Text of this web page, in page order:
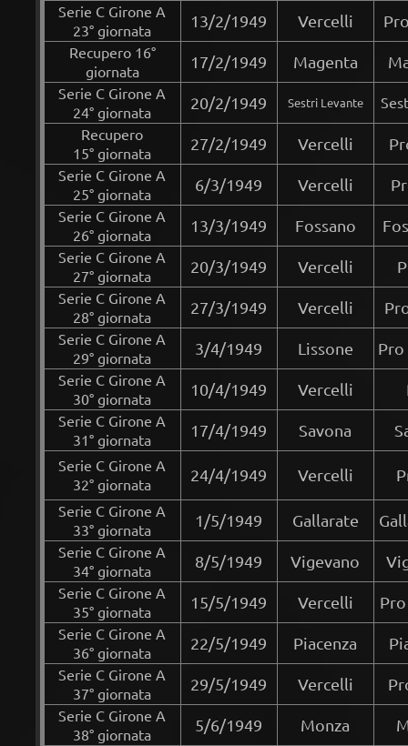
Serie C Girone A
23° giornata
13/2/1949 Vercelli
Recupero 16°
giornata
17/2/1949 Magenta
Serie C Girone A
24° giornata
20/2/1949 Sestri Levante
Recupero
15° giornata
27/2/1949 Vercelli
Serie C Girone A
25° giornata
6/3/1949 Vercelli
Serie C Girone A
26° giornata
13/3/1949 Fossano
Serie C Girone A
27° giornata
20/3/1949 Vercelli
Serie C Girone A
28° giornata
27/3/1949 Vercelli
Serie C Girone A
29° giornata
3/4/1949 Lissone Pro
Serie C Girone A
30° giornata
10/4/1949 Vercelli
Serie C Girone A
31° giornata
17/4/1949 Savona
Serie C Girone A
32° giornata
24/4/1949 Vercelli
Serie C Girone A
33° giornata
1/5/1949 Gallarate
Serie C Girone A
34° giornata
8/5/1949 Vigevano
Serie C Girone A
35° giornata
15/5/1949 Vercelli
Serie C Girone A
36° giornata
22/5/1949 Piacenza
Serie C Girone A
37° giornata
29/5/1949 Vercelli
Serie C Girone A
38° giornata
5/6/1949 Monza